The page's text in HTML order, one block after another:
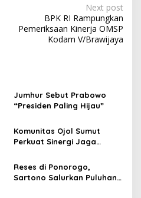
Next post
BPK RI Rampungkan
Pemeriksaan Kinerja OMSP
Kodam V/Brawijaya
Jumhur Sebut Prabowo
“Presiden Paling Hijau”
Komunitas Ojol Sumut
Perkuat Sinergi Jaga
Reses di Ponorogo,
Sartono Salurkan Puluhan